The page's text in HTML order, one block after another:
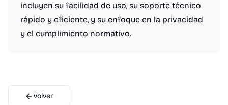
incluyen su facilidad de uso, su soporte técnico
rápido y eficiente, y su enfoque en la privacidad
y el cumplimiento normativo.
Volver